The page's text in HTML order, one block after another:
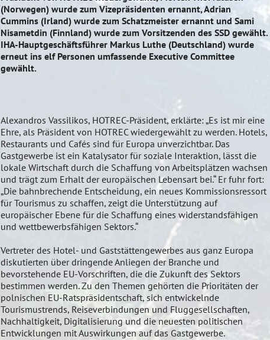
(Norwegen) wurde zum Vizepräsidenten ernannt, Adrian
Cummins (Irland) wurde zum Schatzmeister ernannt und Sami
Nisametdin (Finnland) wurde zum Vorsitzenden des SSD gewählt.
IHA-Hauptgeschäftsführer Markus Luthe (Deutschland) wurde
erneut ins elf Personen umfassende Executive Committee
gewählt.
Alexandros Vassilikos, HOTREC-Präsident, erklärte: „Es ist mir eine
Ehre, als Präsident von HOTREC wiedergewählt zu werden. Hotels,
Restaurants und Cafés sind für Europa unverzichtbar. Das
Gastgewerbe ist ein Katalysator für soziale Interaktion, lässt die
lokale Wirtschaft durch die Schaffung von Arbeitsplätzen wachsen
und trägt zum Erhalt der europäischen Lebensart bei.“ Er fuhr fort:
„Die bahnbrechende Entscheidung, ein neues Kommissionsressort
für Tourismus zu schaffen, zeigt die Unterstützung auf
europäischer Ebene für die Schaffung eines widerstandsfähigen
und wettbewerbsfähigen Sektors.“
Vertreter des Hotel- und Gaststättengewerbes aus ganz Europa
diskutierten über dringende Anliegen der Branche und
bevorstehende EU-Vorschriften, die die Zukunft des Sektors
bestimmen werden. Zu den Themen gehörten die Prioritäten der
polnischen EU-Ratspräsidentschaft, sich entwickelnde
Tourismustrends, Reiseverbindungen und Fluggesellschaften,
Nachhaltigkeit, Digitalisierung und die neuesten politischen
Entwicklungen mit Auswirkungen auf das Gastgewerbe.